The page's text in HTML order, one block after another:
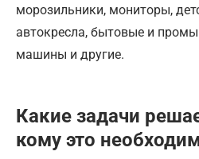
морозильники, мониторы,
автокресла, бытовые и
машины и другие.
Какие задачи
кому это